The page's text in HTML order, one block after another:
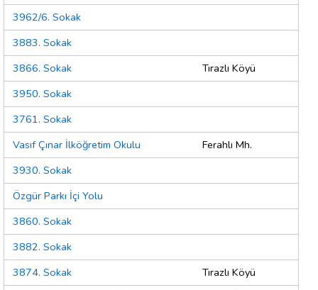
3962/6. Sokak
3883. Sokak
3866. Sokak
Tırazlı Köyü
3950. Sokak
3761. Sokak
Vasıf Çınar İlköğretim Okulu
Ferahlı Mh.
3930. Sokak
Özgür Parkı İçi Yolu
3860. Sokak
3882. Sokak
3874. Sokak
Tırazlı Köyü